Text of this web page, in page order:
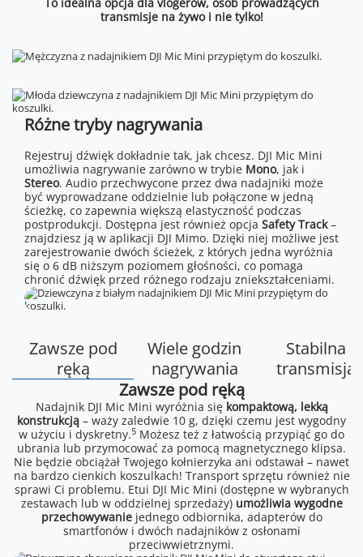
transmisje na żywo i nie tylko!
Różne tryby nagrywania
Rejestruj dźwięk dokładnie tak, jak chcesz. DJI Mic Mini
umożliwia nagrywanie zarówno w trybie Mono, jak i
Stereo. Audio przechwycone przez dwa nadajniki może
być wyprowadzane oddzielnie lub połączone w jedną
ścieżkę, co zapewnia większą elastyczność podczas
postprodukcji. Dostępna jest również opcja Safety Track–
znajdziesz ją w aplikacji DJI Mimo. Dzięki niej możliwe jest
zarejestrowanie dwóch ścieżek, z których jedna wyróżnia
się o 6 dB niższym poziomem głośności, co pomaga
chronić dźwięk przed różnego rodzaju zniekształceniami.
Zawsze pod
ręką
Wiele godzin
nagrywania
Stabilna
transmisja
Zawsze pod ręką
Nadajnik DJI Mic Mini wyróżnia się kompaktową, lekką
konstrukcją – waży zaledwie 10 g, dzięki czemu jest wygodny
w użyciu i dyskretny.5 Możesz też z łatwością przypiąć go do
ubrania lub przymocować za pomocą magnetycznego klipsa.
Nie będzie obciążał Twojego kołnierzyka ani odstawał – nawet
na bardzo cienkich koszulkach! Transport sprzętu również nie
sprawi Ci problemu. Etui DJI Mic Mini (dostępne w wybranych
zestawach lub w oddzielnej sprzedaży) umożliwia wygodne
przechowywaniejednego odbiornika, adapterów do
smartfonów i dwóch nadajników z osłonami
przeciwwietrznymi.